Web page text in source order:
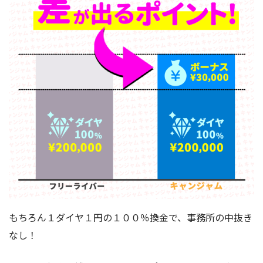
もちろん１ダイヤ１円の１００％換金で、事務所の中抜き
なし！